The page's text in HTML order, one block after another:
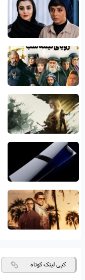
کپی لینک کوتاه